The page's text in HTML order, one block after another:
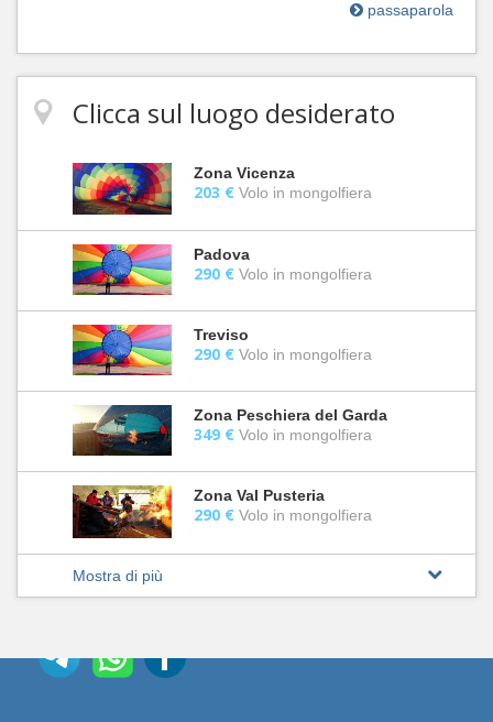
passaparola
Clicca sul luogo desiderato
Zona Vicenza
203 € Volo in mongolfiera
Padova
290 € Volo in mongolfiera
Treviso
290 € Volo in mongolfiera
Zona Peschiera del Garda
349 € Volo in mongolfiera
Zona Val Pusteria
290 € Volo in mongolfiera
Mostra di più